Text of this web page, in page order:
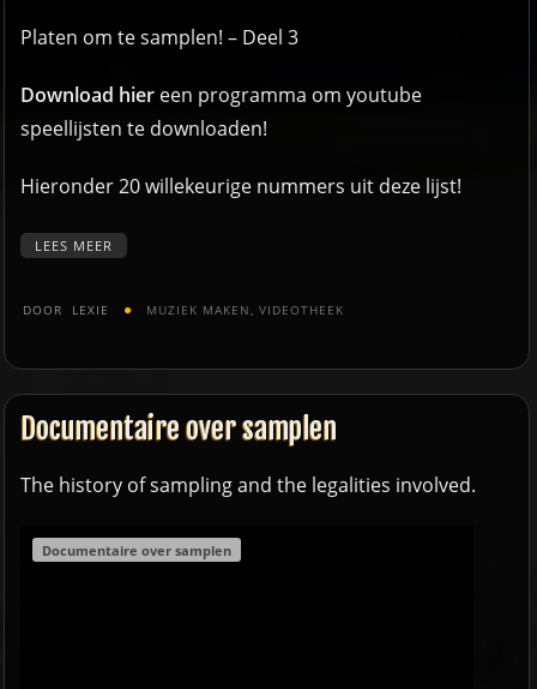
Platen om te samplen! – Deel 3
Download hier een programma om youtube
speellijsten te downloaden!
Hieronder 20 willekeurige nummers uit deze lijst!
LEES MEER
DOOR LEXIE MUZIEK MAKEN, VIDEOTHEEK
Documentaire over samplen
The history of sampling and the legalities involved.
Documentaire over samplen